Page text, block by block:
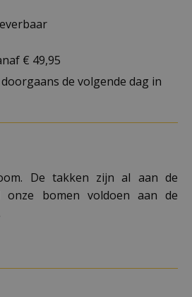
€ 49,95
de volgende dag in
De takken zijn al aan de
onze bomen voldoen aan de